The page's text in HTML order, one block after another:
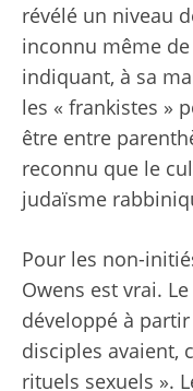
révélé un niveau
inconnu même
indiquant, à sa
les « frankistes »
être entre
reconnu que le
judaïsme
Pour les non-
Owens est vrai.
développé à
disciples avaient,
rituels sexuels ».